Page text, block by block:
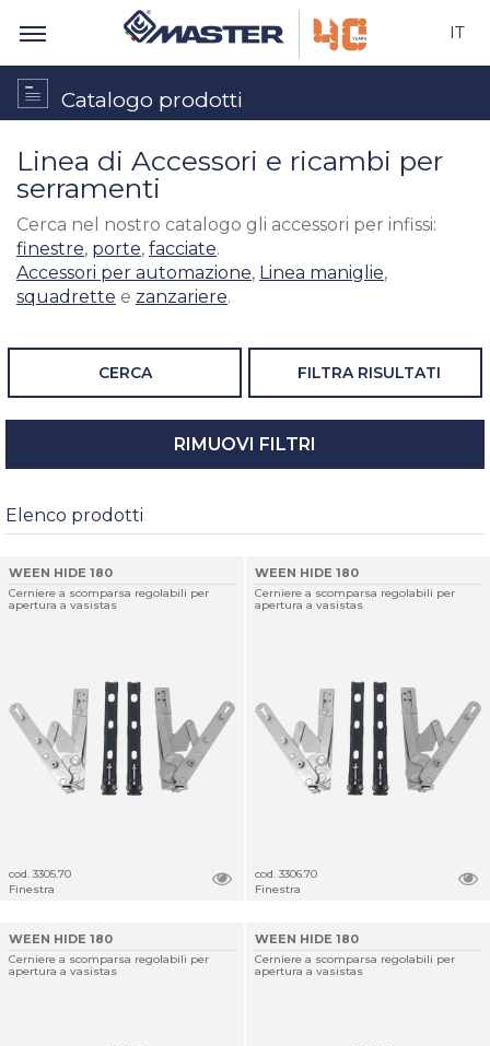
IT
Catalogo prodotti
Linea di Accessori e ricambi per
serramenti
Cerca nel nostro catalogo gli accessori per infissi:
finestre, porte, facciate.
Accessori per automazione, Linea maniglie,
squadrette e zanzariere.
CERCA FILTRA RISULTATI
RIMUOVI FILTRI
Elenco prodotti
WEEN HIDE 180
Cerniere a scomparsa regolabili per
apertura a vasistas
cod. 3305.70
Finestra
WEEN HIDE 180
Cerniere a scomparsa regolabili per
apertura a vasistas
cod. 3306.70
Finestra
WEEN HIDE 180
Cerniere a scomparsa regolabili per
apertura a vasistas
WEEN HIDE 180
Cerniere a scomparsa regolabili per
apertura a vasistas